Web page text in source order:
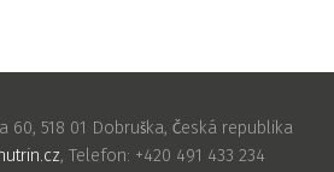
60, 518 01 Dobruška, Česká republika
, Telefon: +420 491 433 234